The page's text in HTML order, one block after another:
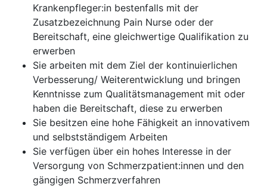
Krankenpfleger:in bestenfalls mit der
Zusatzbezeichnung Pain Nurse oder der
Bereitschaft, eine gleichwertige Qualifikation zu
erwerben
Sie arbeiten mit dem Ziel der kontinuierlichen
Verbesserung/ Weiterentwicklung und bringen
Kenntnisse zum Qualitätsmanagement mit oder
haben die Bereitschaft, diese zu erwerben
Sie besitzen eine hohe Fähigkeit an innovativem
und selbstständigem Arbeiten
Sie verfügen über ein hohes Interesse in der
Versorgung von Schmerzpatient:innen und den
gängigen Schmerzverfahren